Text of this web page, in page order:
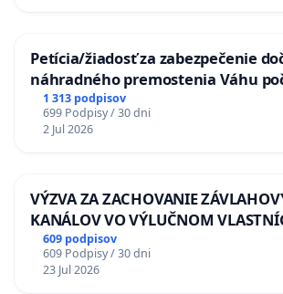
Petícia/žiadosť za zabezpečenie
náhradného premostenia Váhu
uzávery Vážskeho mosta v Komárne
1 313 podpisov
699 Podpisy / 30 dni
2 Jul 2026
VÝZVA ZA ZACHOVANIE
KANÁLOV VO VÝLUČNOM
KONTROLOU SLOVENSKEJ
na riešenie zanedbaného stavu
odvodňovacích kanálov na
609 podpisov
609 Podpisy / 30 dni
23 Jul 2026